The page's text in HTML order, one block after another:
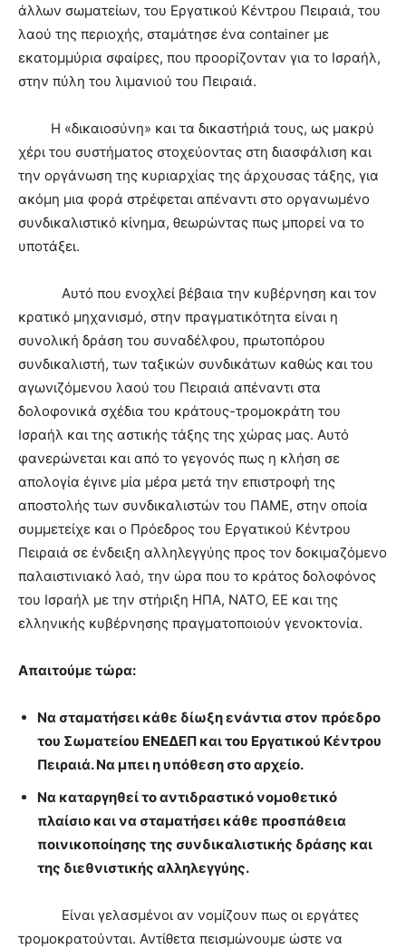
άλλων σωματείων, του Εργατικού Κέντρου Πειραιά, του
λαού της περιοχής, σταμάτησε ένα container με
εκατομμύρια σφαίρες, που προορίζονταν για το Ισραήλ,
στην πύλη του λιμανιού του Πειραιά.
Η «δικαιοσύνη» και τα δικαστήριά τους, ως μακρύ
χέρι του συστήματος στοχεύοντας στη διασφάλιση και
την οργάνωση της κυριαρχίας της άρχουσας τάξης, για
ακόμη μια φορά στρέφεται απέναντι στο οργανωμένο
συνδικαλιστικό κίνημα, θεωρώντας πως μπορεί να το
υποτάξει.
Αυτό που ενοχλεί βέβαια την κυβέρνηση και τον
κρατικό μηχανισμό, στην πραγματικότητα είναι η
συνολική δράση του συναδέλφου, πρωτοπόρου
συνδικαλιστή, των ταξικών συνδικάτων καθώς και του
αγωνιζόμενου λαού του Πειραιά απέναντι στα
δολοφονικά σχέδια του κράτους-τρομοκράτη του
Ισραήλ και της αστικής τάξης της χώρας μας. Αυτό
φανερώνεται και από το γεγονός πως η κλήση σε
απολογία έγινε μία μέρα μετά την επιστροφή της
αποστολής των συνδικαλιστών του ΠΑΜΕ, στην οποία
συμμετείχε και ο Πρόεδρος του Εργατικού Κέντρου
Πειραιά σε ένδειξη αλληλεγγύης προς τον δοκιμαζόμενο
παλαιστινιακό λαό, την ώρα που το κράτος δολοφόνος
του Ισραήλ με την στήριξη ΗΠΑ, ΝΑΤΟ, ΕΕ και της
ελληνικής κυβέρνησης πραγματοποιούν γενοκτονία.
Απαιτούμε τώρα:
Να σταματήσει κάθε δίωξη ενάντια στον πρόεδρο
του Σωματείου ΕΝΕΔΕΠ και του Εργατικού Κέντρου
Πειραιά. Να μπει η υπόθεση στο αρχείο.
Να καταργηθεί το αντιδραστικό νομοθετικό
πλαίσιο και να σταματήσει κάθε προσπάθεια
ποινικοποίησης της συνδικαλιστικής δράσης και
της διεθνιστικής αλληλεγγύης.
Είναι γελασμένοι αν νομίζουν πως οι εργάτες
τρομοκρατούνται. Αντίθετα πεισμώνουμε ώστε να